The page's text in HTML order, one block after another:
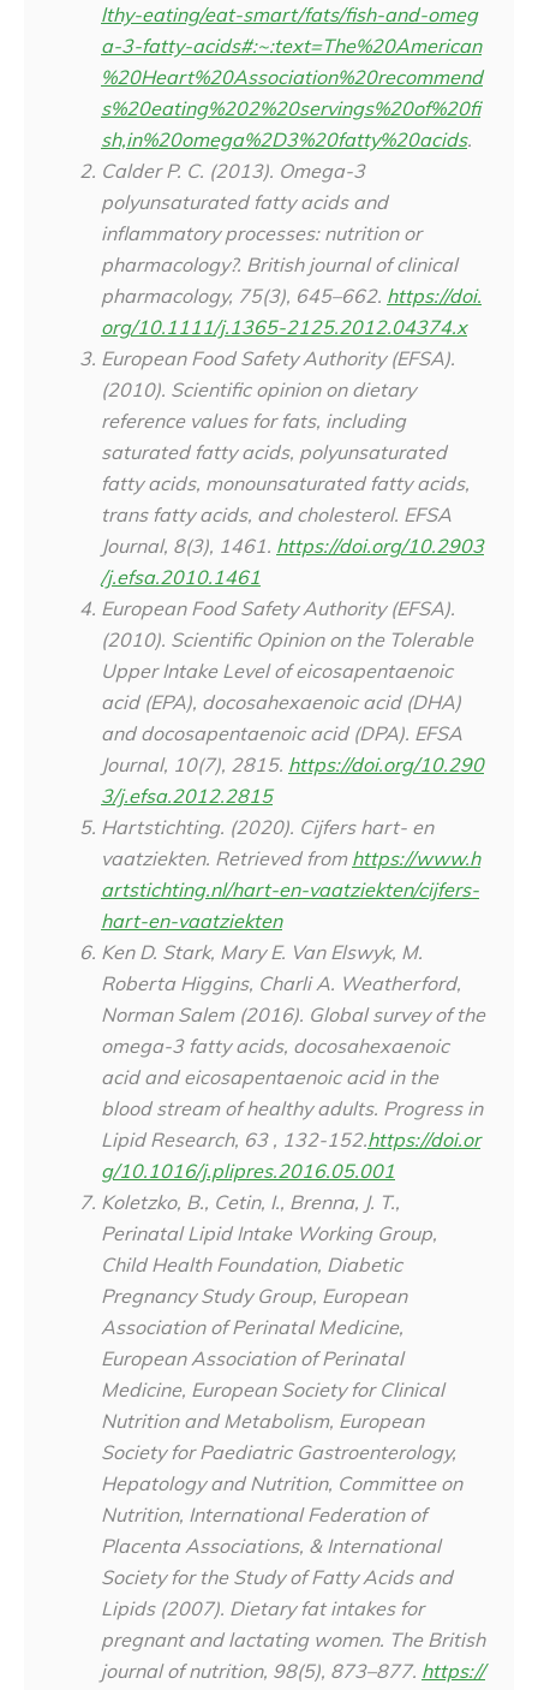
lthy-eating/eat-smart/fats/fish-and-omeg
a-3-fatty-acids#:~:text=The%20American
%20Heart%20Association%20recommend
s%20eating%202%20servings%20of%20fi
sh,in%20omega%2D3%20fatty%20acids.
Calder P. C. (2013). Omega-3
polyunsaturated fatty acids and
inflammatory processes: nutrition or
pharmacology?. British journal of clinical
pharmacology, 75(3), 645–662. https://doi.
org/10.1111/j.1365-2125.2012.04374.x
​​European Food Safety Authority (EFSA).
(2010). Scientific opinion on dietary
reference values for fats, including
saturated fatty acids, polyunsaturated
fatty acids, monounsaturated fatty acids,
trans fatty acids, and cholesterol. EFSA
Journal, 8(3), 1461. https://doi.org/10.2903
/j.efsa.2010.1461
​​European Food Safety Authority (EFSA).
(2010). Scientific Opinion on the Tolerable
Upper Intake Level of eicosapentaenoic
acid (EPA), docosahexaenoic acid (DHA)
and docosapentaenoic acid (DPA). EFSA
Journal, 10(7), 2815. https://doi.org/10.290
3/j.efsa.2012.2815
Hartstichting. (2020). Cijfers hart- en
vaatziekten. Retrieved from https://www.h
artstichting.nl/hart-en-vaatziekten/cijfers-
hart-en-vaatziekten
Ken D. Stark, Mary E. Van Elswyk, M.
Roberta Higgins, Charli A. Weatherford,
Norman Salem (2016). Global survey of the
omega-3 fatty acids, docosahexaenoic
acid and eicosapentaenoic acid in the
blood stream of healthy adults. Progress in
Lipid Research, 63 , 132-152.https://doi.or
g/10.1016/j.plipres.2016.05.001
Koletzko, B., Cetin, I., Brenna, J. T.,
Perinatal Lipid Intake Working Group,
Child Health Foundation, Diabetic
Pregnancy Study Group, European
Association of Perinatal Medicine,
European Association of Perinatal
Medicine, European Society for Clinical
Nutrition and Metabolism, European
Society for Paediatric Gastroenterology,
Hepatology and Nutrition, Committee on
Nutrition, International Federation of
Placenta Associations, & International
Society for the Study of Fatty Acids and
Lipids (2007). Dietary fat intakes for
pregnant and lactating women. The British
journal of nutrition, 98(5), 873–877. https://